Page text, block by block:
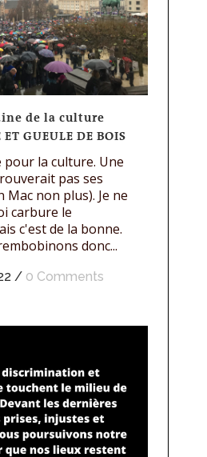
de la culture
GUEULE DE BOIS
pour la culture. Une
pas ses
Mac non plus). Je ne
carbure le
c'est de la bonne.
donc...
/ 0 Comments